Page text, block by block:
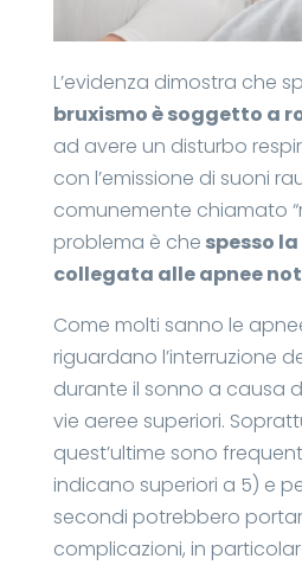
L’evidenza dimostra che
bruxismo è soggetto a
ad avere un disturbo
con l’emissione di suoni
comunemente chiamato
problema è che spesso
collegata alle apnee
Come molti sanno le
riguardano l’interruzione
durante il sonno a causa
vie aeree superiori.
quest’ultime sono
indicano superiori a 5) e
secondi potrebbero
complicazioni, in